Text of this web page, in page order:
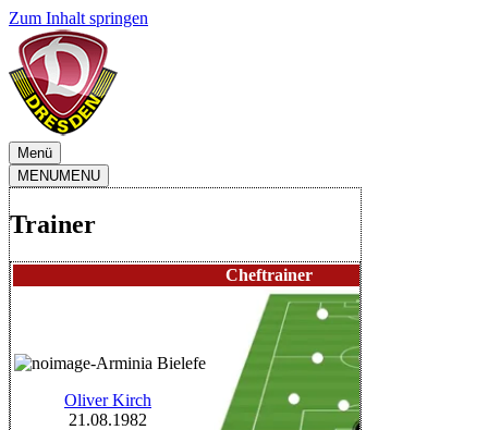
Zum Inhalt springen
Menü
MENUMENU
Trainer
Cheftrainer
Oliver Kirch
21.08.1982